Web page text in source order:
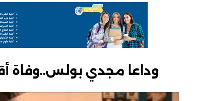
وداعا مجدي بولس..وفاة